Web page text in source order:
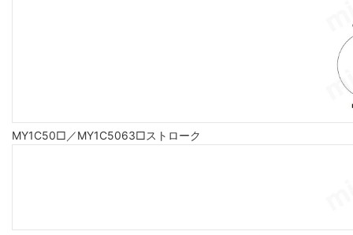
MY1C50□／MY1C5063□ストローク